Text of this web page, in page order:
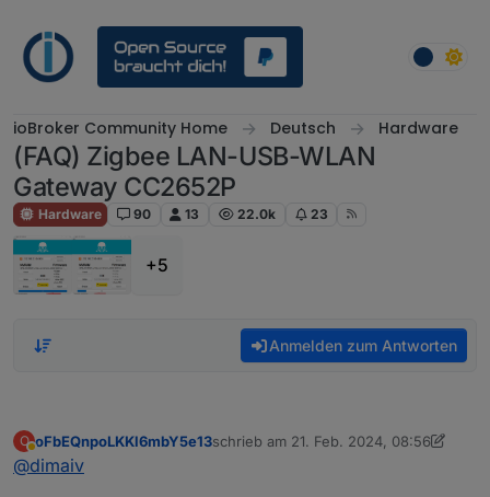
ioBroker Community Home Deutsch Hardware
(FAQ) Zigbee LAN-USB-WLAN
Gateway CC2652P
Hardware 90 13 22.0k 23
+5
Anmelden zum Antworten
O
Abwesend
oFbEQnpoLKKl6mbY5e13schrieb am 21. Feb. 2024, 08:56
zuletzt editiert von
@dimaiv